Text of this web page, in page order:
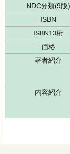
NDC分類(9版)
ISBN
ISBN13桁
価格
著者紹介
内容紹介